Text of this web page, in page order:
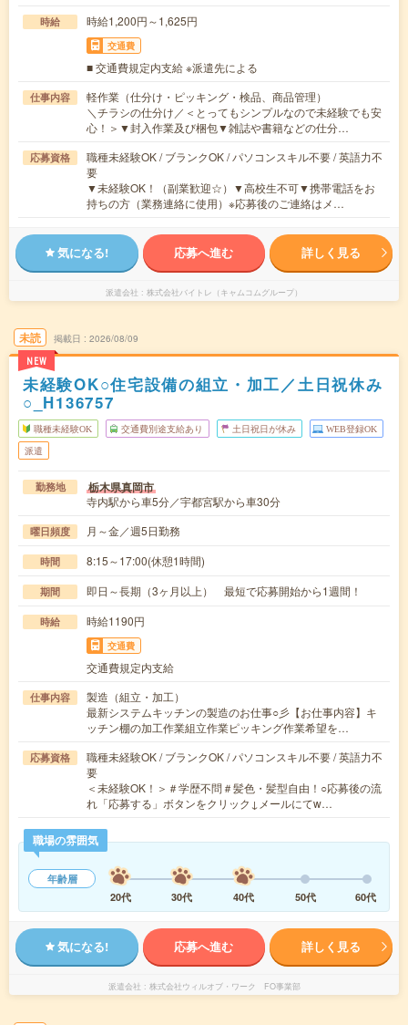
時給 時給1,200円～1,625円
交通費
■ 交通費規定内支給 ※派遣先による
仕事内容
軽作業（仕分け・ピッキング・検品、商品管理）
＼チラシの仕分け／＜とってもシンプルなので未経験でも安
心！＞▼封入作業及び梱包▼雑誌や書籍などの仕分…
応募資格
職種未経験OK / ブランクOK / パソコンスキル不要 / 英語力不
要
▼未経験OK！（副業歓迎☆）▼高校生不可▼携帯電話をお
持ちの方（業務連絡に使用）※応募後のご連絡はメ…
気になる! 応募へ進む 詳しく見る
派遣会社 株式会社バイトレ（キャムコムグループ）
未読
NEW
掲載日 2026/08/09
未経験OK○住宅設備の組立・加工／土日祝休み
○_H136757
職種未経験OK 交通費別途支給あり 土日祝日が休み WEB登録OK
派遣
勤務地 栃木県真岡市
寺内駅から車5分／宇都宮駅から車30分
曜日頻度 月～金／週5日勤務
時間 8:15～17:00(休憩1時間)
期間 即日～長期（3ヶ月以上） 最短で応募開始から1週間！
時給 時給1190円
交通費
交通費規定内支給
仕事内容
製造（組立・加工）
最新システムキッチンの製造のお仕事○彡【お仕事内容】キ
ッチン棚の加工作業組立作業ピッキング作業希望を…
応募資格
職種未経験OK / ブランクOK / パソコンスキル不要 / 英語力不
要
＜未経験OK！＞＃学歴不問＃髪色・髪型自由！○応募後の流
れ「応募する」ボタンをクリック↓メールにてw…
職場の雰囲気
年齢層
20代
30代 40代 50代 60代
気になる! 応募へ進む 詳しく見る
派遣会社 株式会社ウィルオブ・ワーク FO事業部